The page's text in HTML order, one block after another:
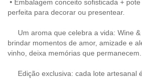
• Embalagem conceito sofisticada +
perfeita para decorar ou presentear.
Um aroma que celebra a vida: Wine &
brindar momentos de amor, amizade e
vinho, deixa memórias que permanecem.
Edição exclusiva: cada lote artesanal